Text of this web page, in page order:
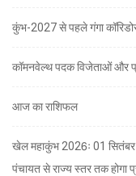
कुंभ-2027 से पहले गंगा
कॉमनवेल्थ पदक विजेताओं और
आज का राशिफल
खेल महाकुंभ 2026ः 01 सितंबर
पंचायत से राज्य स्तर तक होगा